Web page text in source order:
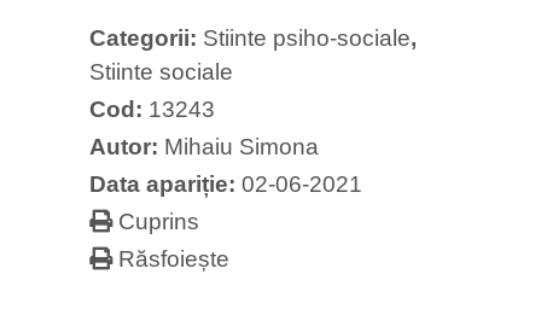
quantity
Categorii: Stiinte psiho-sociale,
Stiinte sociale
Cod: 13243
Autor: Mihaiu Simona
Data apariție: 02-06-2021
Cuprins
Răsfoiește